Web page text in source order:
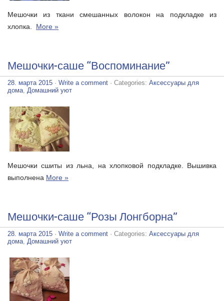
Мешочки из ткани смешанных волокон на подкладке из
хлопка. More »
Мешочки-саше “Воспоминание”
28. марта 2015 · Write a comment · Categories: Аксессуары для
дома Домашний уют
Мешочки сшиты из льна, на хлопковой подкладке. Вышивка
выполнена More »
Мешочки-саше “Розы Лонгборна”
28. марта 2015 · Write a comment · Categories: Аксессуары для
дома Домашний уют